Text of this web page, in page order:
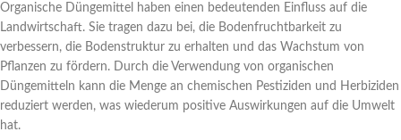
Organische Düngemittel haben einen bedeutenden Einfluss auf die
Landwirtschaft. Sie tragen dazu bei, die Bodenfruchtbarkeit zu
verbessern, die Bodenstruktur zu erhalten und das Wachstum von
Pflanzen zu fördern. Durch die Verwendung von organischen
Düngemitteln kann die Menge an chemischen Pestiziden und Herbiziden
reduziert werden, was wiederum positive Auswirkungen auf die Umwelt
hat.